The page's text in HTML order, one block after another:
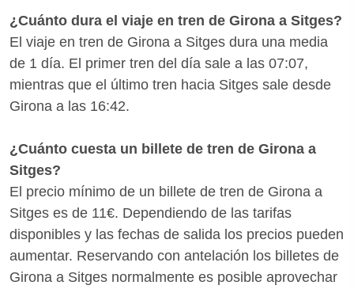
¿Cuánto dura el viaje en tren de Girona a Sitges?
El viaje en tren de Girona a Sitges dura una media
de 1 día. El primer tren del día sale a las 07:07,
mientras que el último tren hacia Sitges sale desde
Girona a las 16:42.
¿Cuánto cuesta un billete de tren de Girona a
Sitges?
El precio mínimo de un billete de tren de Girona a
Sitges es de 11€. Dependiendo de las tarifas
disponibles y las fechas de salida los precios pueden
aumentar. Reservando con antelación los billetes de
Girona a Sitges normalmente es posible aprovechar